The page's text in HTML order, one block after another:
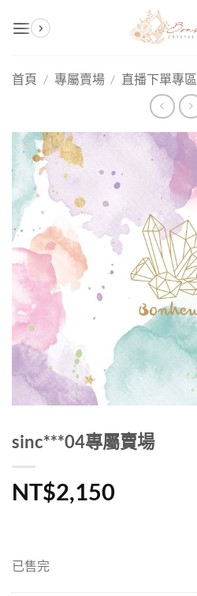
首頁 / 專屬賣場 / 直播下單專區
sinc***04專屬賣場
NT$2,150
已售完